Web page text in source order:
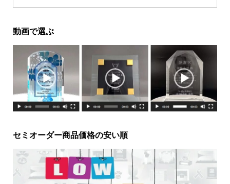
動画で選ぶ
セミオーダー商品価格の安い順